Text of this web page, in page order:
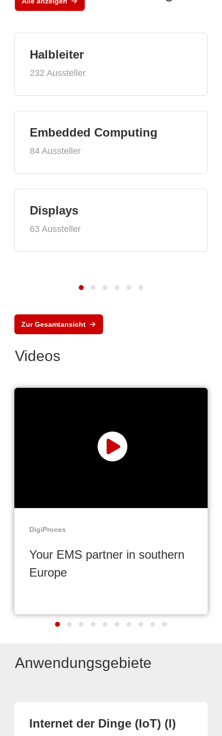
Halbleiter
232 Aussteller
Embedded Computing
84 Aussteller
Displays
63 Aussteller
Zur Gesamtansicht
Videos
DigiProces
Your EMS partner in southern
Europe
Anwendungsgebiete
Internet der Dinge (IoT) (I)